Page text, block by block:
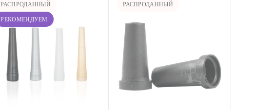
РАСПРОДАННЫЙ
РЕКОМЕНДУЕМ
РАСПРОДАННЫЙ